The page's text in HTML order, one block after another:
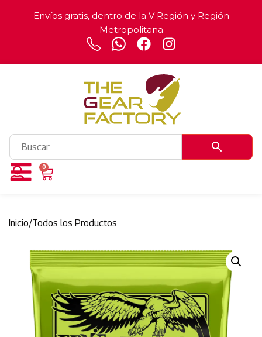
Envíos gratis, dentro de la V Región y Región
Metropolitana
0
Inicio/Todos los Productos